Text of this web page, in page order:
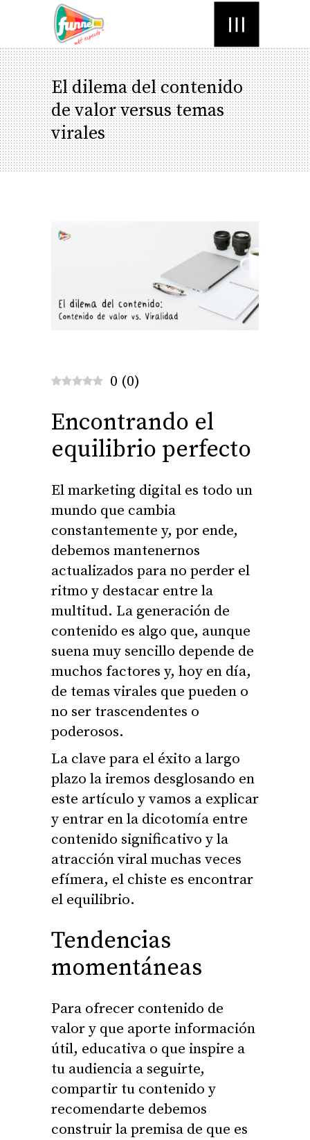
El dilema del contenido
de valor versus temas
virales
0 (0)
Encontrando el
equilibrio perfecto
El marketing digital es todo un
mundo que cambia
constantemente y, por ende,
debemos mantenernos
actualizados para no perder el
ritmo y destacar entre la
multitud. La generación de
contenido es algo que, aunque
suena muy sencillo depende de
muchos factores y, hoy en día,
de temas virales que pueden o
no ser trascendentes o
poderosos.
La clave para el éxito a largo
plazo la iremos desglosando en
este artículo y vamos a explicar
y entrar en la dicotomía entre
contenido significativo y la
atracción viral muchas veces
efímera, el chiste es encontrar
el equilibrio.
Tendencias
momentáneas
Para ofrecer contenido de
valor y que aporte información
útil, educativa o que inspire a
tu audiencia a seguirte,
compartir tu contenido y
recomendarte debemos
construir la premisa de que es